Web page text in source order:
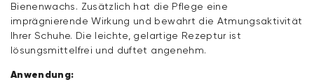
Bienenwachs. Zusätzlich hat die Pflege eine
imprägnierende Wirkung und bewahrt die Atmungsaktivität
Ihrer Schuhe. Die leichte, gelartige Rezeptur ist
lösungsmittelfrei und duftet angenehm.
Anwendung: